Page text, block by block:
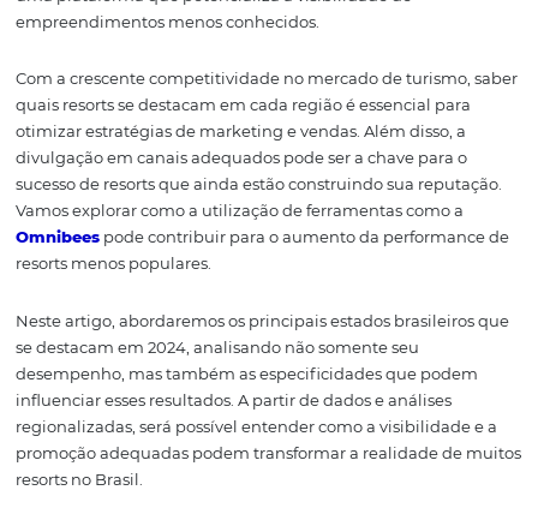
varia consideravelmente de acordo com a localização,
apresentaremos um raio-x regional dos estados
possuem os resorts com melhor desempenho, com
estudos da Resorts Brasil e na análise de dados da
uma plataforma que potencializa a visibilidade de
empreendimentos menos conhecidos.
Com a crescente competitividade no mercado de
otimizar estratégias de marketing e vendas. Além disso,
divulgação em canais adequados pode ser a chave para
sucesso de resorts que ainda estão construindo sua
Vamos explorar como a utilização de ferramentas como
Omnibeespode contribuir para o aumento da
resorts menos populares.